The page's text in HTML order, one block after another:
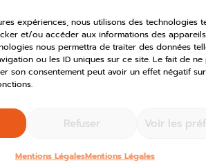
expériences, nous utilisons des technologies
et/ou accéder aux informations des
nous permettra de traiter des données
ou les ID uniques sur ce site. Le fait de ne
son consentement peut avoir un effet négatif
Refuser Voir les
Mentions LégalesMentions Légales
Hôtel du Département
Cette année, le Département
archéologique exceptionnelle
de Naves) au travers de
photos et textes Le dépôt
d’artisanat et présentation de
archéologiques et des
Maniquet, responsable du